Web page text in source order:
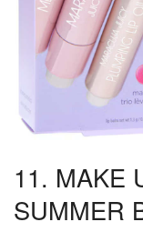
11. MAKE
SUMMER